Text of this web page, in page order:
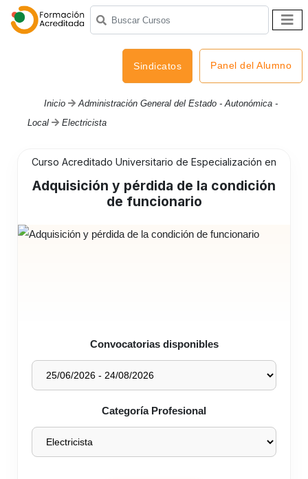
Sindicatos Panel del Alumno
Inicio
Administración General del Estado - Autonómica -
Local
Electricista
Curso Acreditado Universitario de Especialización en
Adquisición y pérdida de la condición
de funcionario
Convocatorias disponibles
Categoría Profesional